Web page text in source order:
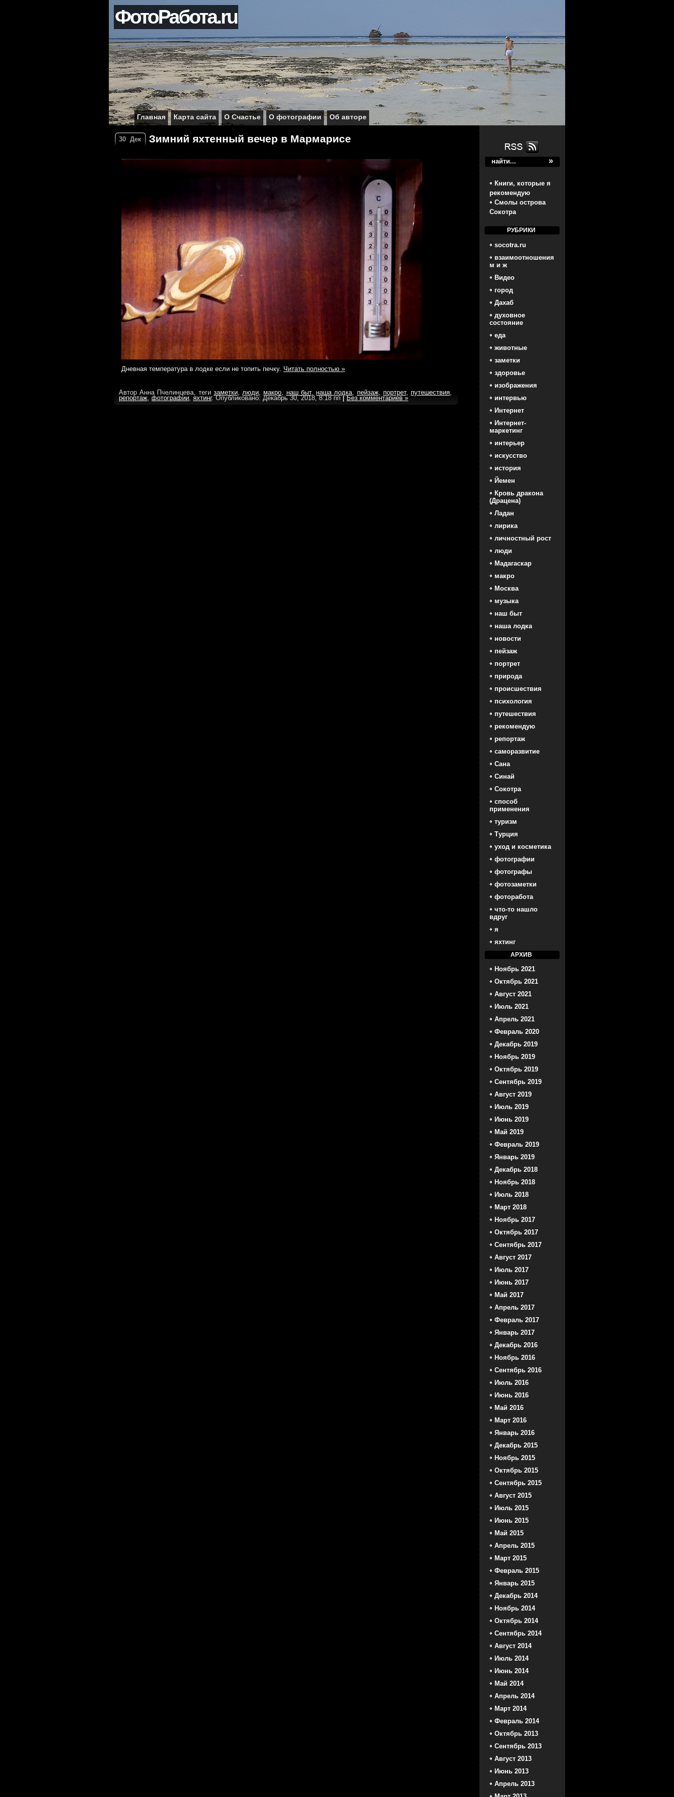
ФотоРабота.ru
Главная Карта сайта О Счастье О фотографии Об авторе
Книги, которые я
рекомендую
Смолы острова
Сокотра
РУБРИКИ
socotra.ru
взаимоотношения
м и ж
Видео
город
Дахаб
духовное
состояние
еда
животные
заметки
здоровье
изображения
интервью
Интернет
Интернет-
маркетинг
интерьер
искусство
история
Йемен
Кровь дракона
(Драцена)
Ладан
лирика
личностный рост
люди
Мадагаскар
макро
Москва
музыка
наш быт
наша лодка
новости
пейзаж
портрет
природа
происшествия
психология
путешествия
рекомендую
репортаж
саморазвитие
Сана
Синай
Сокотра
способ
применения
туризм
Турция
уход и косметика
фотографии
фотографы
фотозаметки
фоторабота
что-то нашло
вдруг
я
яхтинг
АРХИВ
Ноябрь 2021
Октябрь 2021
Август 2021
Июль 2021
Апрель 2021
Февраль 2020
Декабрь 2019
Ноябрь 2019
Октябрь 2019
Сентябрь 2019
Август 2019
Июль 2019
Июнь 2019
Май 2019
Февраль 2019
Январь 2019
Декабрь 2018
Ноябрь 2018
Июль 2018
Март 2018
Ноябрь 2017
Октябрь 2017
Сентябрь 2017
Август 2017
Июль 2017
Июнь 2017
Май 2017
Апрель 2017
Февраль 2017
Январь 2017
Декабрь 2016
Ноябрь 2016
Сентябрь 2016
Июль 2016
Июнь 2016
Май 2016
Март 2016
Январь 2016
Декабрь 2015
Ноябрь 2015
Октябрь 2015
Сентябрь 2015
Август 2015
Июль 2015
Июнь 2015
Май 2015
Апрель 2015
Март 2015
Февраль 2015
Январь 2015
Декабрь 2014
Ноябрь 2014
Октябрь 2014
Сентябрь 2014
Август 2014
Июль 2014
Июнь 2014
Май 2014
Апрель 2014
Март 2014
Февраль 2014
Октябрь 2013
Сентябрь 2013
Август 2013
Июнь 2013
Апрель 2013
30 Дек Зимний яхтенный вечер в Мармарисе
Дневная температура в лодке если не топить печку. Читать полностью »
Автор Анна Пчелинцева, теги заметки, люди ,макро наш быт,наша лодка пейзаж, портрет,путешествия
репортаж фотографии яхтинг. Опубликовано: Декабрь 30, 2018, 8:18 пп| Без комментариев »